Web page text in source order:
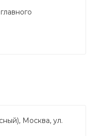
Москва, ул.